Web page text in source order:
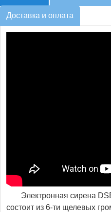
Доставка и оплата
Электронная сирена
состоит из 6-ти щелевых